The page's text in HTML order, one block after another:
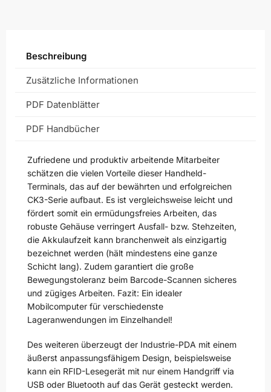
Beschreibung
Zusätzliche Informationen
PDF Datenblätter
PDF Handbücher
Zufriedene und produktiv arbeitende Mitarbeiter
schätzen die vielen Vorteile dieser Handheld-
Terminals, das auf der bewährten und erfolgreichen
CK3-Serie aufbaut. Es ist vergleichsweise leicht und
fördert somit ein ermüdungsfreies Arbeiten, das
robuste Gehäuse verringert Ausfall- bzw. Stehzeiten,
die Akkulaufzeit kann branchenweit als einzigartig
bezeichnet werden (hält mindestens eine ganze
Schicht lang). Zudem garantiert die große
Bewegungstoleranz beim Barcode-Scannen sicheres
und zügiges Arbeiten. Fazit: Ein idealer
Mobilcomputer für verschiedenste
Lageranwendungen im Einzelhandel!
Des weiteren überzeugt der Industrie-PDA mit einem
äußerst anpassungsfähigem Design, beispielsweise
kann ein RFID-Lesegerät mit nur einem Handgriff via
USB oder Bluetooth auf das Gerät gesteckt werden.